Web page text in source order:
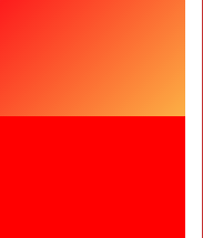
le silence de